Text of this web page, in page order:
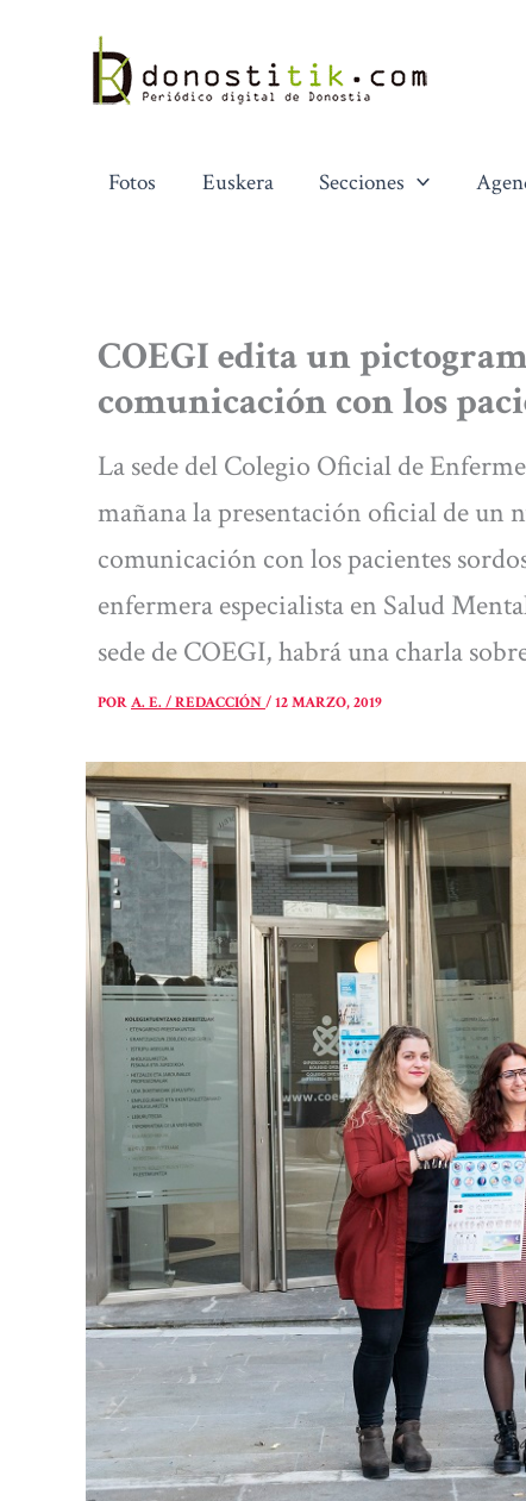
contenido
Fotos Euskera Secciones
COEGI edita un
comunicación con los
La sede del Colegio Oficial de
mañana la presentación oficial de un
comunicación con los pacientes
enfermera especialista en Salud
sede de COEGI, habrá una charla
PORA. E. / REDACCIÓN/12 MARZO, 2019